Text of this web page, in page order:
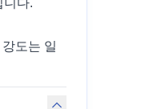
니다.
도는 일